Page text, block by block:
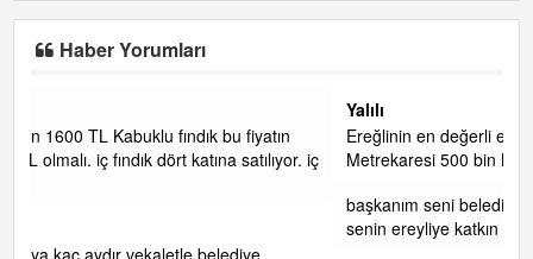
Haber Yorumları
iç
Ereğlinin en değerli en gözde yeri yalı caddesi ve çevresidir.
Metrekaresi 500 bin liraya alamazsın.
başkanım seni belediye başkanlığında da görmek isteriz
senin ereyliye katkın çok oldu daha da olacaktır